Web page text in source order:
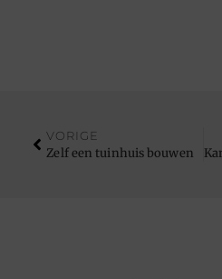
VORIGE
Zelf een tuinhuis bouwen